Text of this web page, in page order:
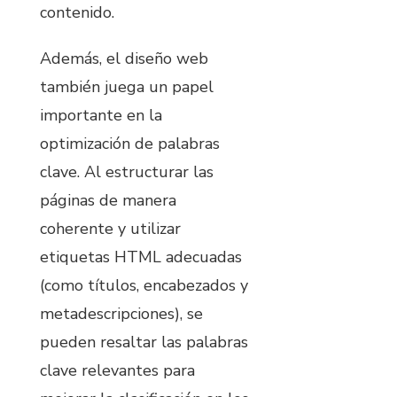
contenido.
Además, el diseño web
también juega un papel
importante en la
optimización de palabras
clave. Al estructurar las
páginas de manera
coherente y utilizar
etiquetas HTML adecuadas
(como títulos, encabezados y
metadescripciones), se
pueden resaltar las palabras
clave relevantes para